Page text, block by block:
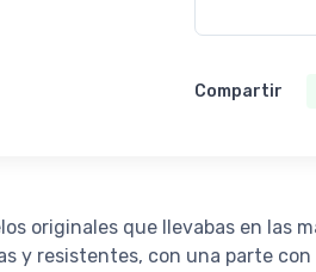
Compartir
originales que llevabas en las
y resistentes, con una parte